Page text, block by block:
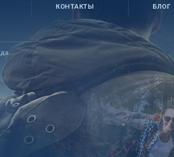
КОНТАКТЫ БЛОГ